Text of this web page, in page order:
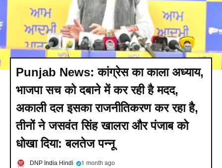
Punjab News: कांग्रेस का काला अध्याय,
भाजपा सच को दबाने में कर रही है मदद,
अकाली दल इसका राजनीतिकरण कर रहा है,
तीनों ने जसवंत सिंह खालरा और पंजाब को
धोखा दिया: बलतेज पन्नू
DNP India Hindi 1 month ago